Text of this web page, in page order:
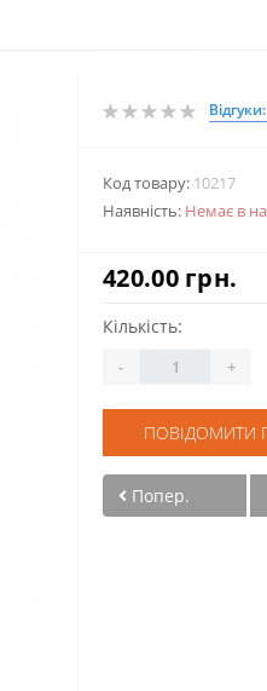
Код товару: 10217
Наявність: Немає в
420.00 грн.
Кількість:
- +
ПОВІДОМИТИ
Попер.